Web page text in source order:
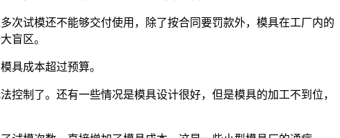
试模还不能够交付使用，除了按合同要罚款外，模具在工厂内的
盲区。
具成本超过预算。
制了。还有一些情况是模具设计很好，但是模具的加工不到位，